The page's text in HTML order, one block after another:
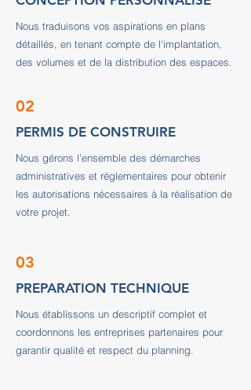
Nous traduisons vos aspirations en plans
détaillés, en tenant compte de l'implantation,
des volumes et de la distribution des espaces.
02
PERMIS DE CONSTRUIRE
Nous gérons l'ensemble des démarches
administratives et réglementaires pour obtenir
les autorisations nécessaires à la réalisation de
votre projet.
03
PREPARATION TECHNIQUE
Nous établissons un descriptif complet et
coordonnons les entreprises partenaires pour
garantir qualité et respect du planning.